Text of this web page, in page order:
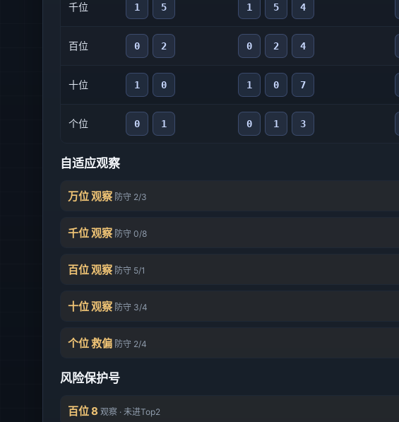
千位 1 5 1 5 4
百位 0 2 0 2 4
十位 1 0 1 0 7
个位 0 1 0 1 3
自适应观察
万位 观察防守 2/3
千位 观察防守 0/8
百位 观察防守 5/1
十位 观察防守 3/4
个位 救偏 防守 2/4
风险保护号
百位 8 观察 · 未进Top2